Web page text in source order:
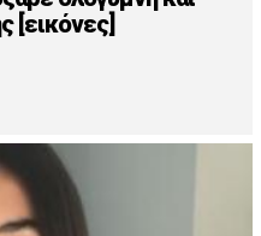
[εικόνες]